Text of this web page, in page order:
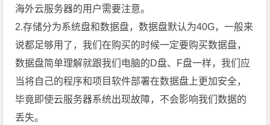
海外云服务器的用户需要注意。
2.存储分为系统盘和数据盘，数据盘默认为40G，一般来
说都足够用了，我们在购买的时候一定要购买数据盘，
数据盘简单理解就跟我们电脑的D盘、F盘一样，我们应
当将自己的程序和项目软件部署在数据盘上更加安全，
毕竟即使云服务器系统出现故障，不会影响我们数据的
丢失。